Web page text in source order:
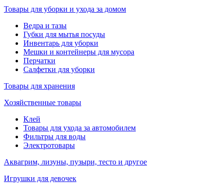
Товары для уборки и ухода за домом
Ведра и тазы
Губки для мытья посуды
Инвентарь для уборки
Мешки и контейнеры для мусора
Перчатки
Салфетки для уборки
Товары для хранения
Хозяйственные товары
Клей
Товары для ухода за автомобилем
Фильтры для воды
Электротовары
Аквагрим, лизуны, пузыри, тесто и другое
Игрушки для девочек